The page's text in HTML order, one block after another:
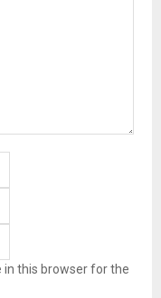
in this browser for the